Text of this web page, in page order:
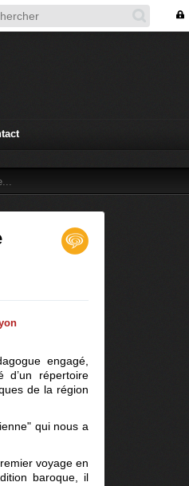
engagé,
d’un répertoire
de la région
qui nous a
voyage en
baroque, il